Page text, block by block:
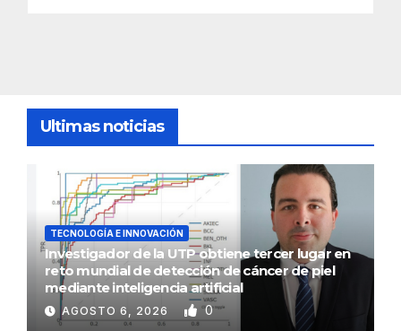
Ultimas noticias
TECNOLOGÍA E INNOVACIÓN
Investigador de la UTP obtiene tercer lugar en
reto mundial de detección de cáncer de piel
mediante inteligencia artificial
AGOSTO 6, 2026 0